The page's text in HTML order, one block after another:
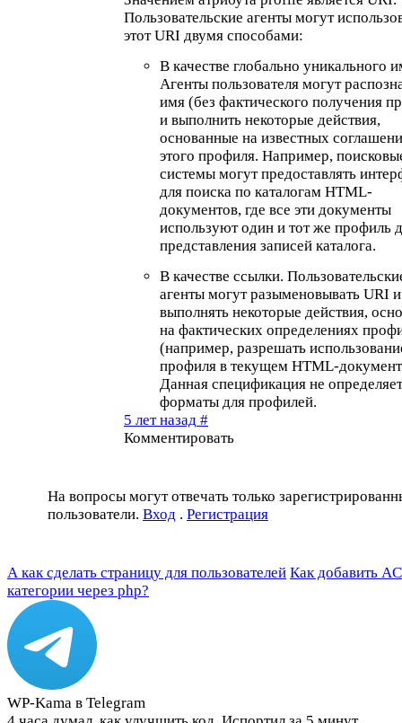
Пользовательские агенты могут
этот URI двумя способами:
В качестве глобально уникального
Агенты пользователя могут
имя (без фактического получения
и выполнить некоторые действия,
основанные на известных
этого профиля. Например,
системы могут предоставлять
для поиска по каталогам HTML-
документов, где все эти документы
используют один и тот же профиль
представления записей каталога.
В качестве ссылки.
агенты могут разыменовывать URI и
выполнять некоторые действия,
на фактических определениях
(например, разрешать
профиля в текущем HTML-
Данная спецификация не определяет
форматы для профилей.
5 лет назад #
Комментировать
На вопросы могут отвечать только
пользователи. Вход . Регистрация
А как сделать страницу для пользователей Как добавить
категории через php?
WP-Kama в Telegram